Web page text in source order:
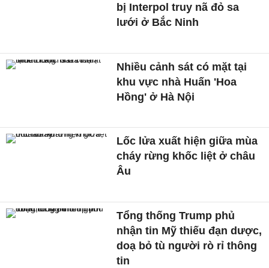
bị Interpol truy nã đỏ sa
lưới ở Bắc Ninh
Nhiều cảnh sát có mặt tại
khu vực nhà Huấn 'Hoa
Hồng' ở Hà Nội
Lốc lửa xuất hiện giữa mùa
cháy rừng khốc liệt ở châu
Âu
Tổng thống Trump phủ
nhận tin Mỹ thiếu đạn dược,
doạ bỏ tù người rò rỉ thông
tin